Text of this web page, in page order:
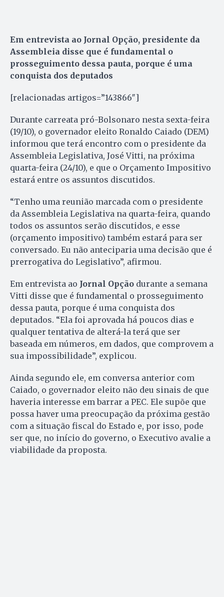
Em entrevista ao Jornal Opção, presidente da
Assembleia disse que é fundamental o
prosseguimento dessa pauta, porque é uma
conquista dos deputados
[relacionadas artigos=”143866″]
Durante carreata pró-Bolsonaro nesta sexta-feira
(19/10), o governador eleito Ronaldo Caiado (DEM)
informou que terá encontro com o presidente da
Assembleia Legislativa, José Vitti, na próxima
quarta-feira (24/10), e que o Orçamento Impositivo
estará entre os assuntos discutidos.
“Tenho uma reunião marcada com o presidente
da Assembleia Legislativa na quarta-feira, quando
todos os assuntos serão discutidos, e esse
(orçamento impositivo) também estará para ser
conversado. Eu não anteciparia uma decisão que é
prerrogativa do Legislativo”, afirmou.
Em entrevista ao Jornal Opção durante a semana
Vitti disse que é fundamental o prosseguimento
dessa pauta, porque é uma conquista dos
deputados. “Ela foi aprovada há poucos dias e
qualquer tentativa de alterá-la terá que ser
baseada em números, em dados, que comprovem a
sua impossibilidade”, explicou.
Ainda segundo ele, em conversa anterior com
Caiado, o governador eleito não deu sinais de que
haveria interesse em barrar a PEC. Ele supõe que
possa haver uma preocupação da próxima gestão
com a situação fiscal do Estado e, por isso, pode
ser que, no início do governo, o Executivo avalie a
viabilidade da proposta.